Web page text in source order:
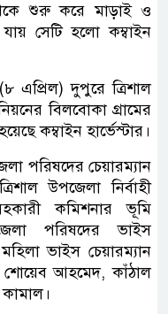
শুরু করে মাড়াই ও
সেটি হলো কম্বাইন
এপ্রিল) দুপুরে ত্রিশাল
বিলবোকা গ্রামের
কম্বাইন হার্ভেস্টার।
পরিষদের চেয়ারম্যান
উপজেলা নির্বাহী
কমিশনার ভূমি
পরিষদের ভাইস
ভাইস চেয়ারম্যান
শোয়েব আহমেদ, কাঁঠাল